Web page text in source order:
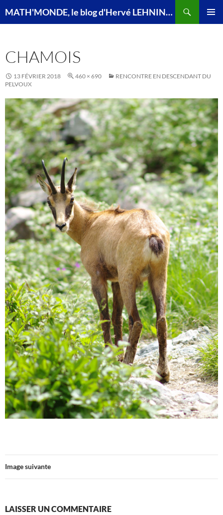
MATH'MONDE, le blog d'Hervé LEHNING, agrégé de mathématiques
CHAMOIS
13 FÉVRIER 2018 460 × 690
RENCONTRE EN DESCENDANT DU
PELVOUX
Image suivante
LAISSER UN COMMENTAIRE